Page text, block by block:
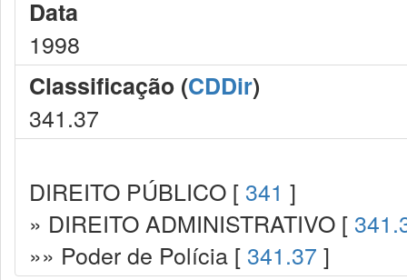
Data
1998
Classificação (CDDir)
341.37
DIREITO PÚBLICO [ 341 ]
» DIREITO ADMINISTRATIVO [
»» Poder de Polícia [ 341.37 ]